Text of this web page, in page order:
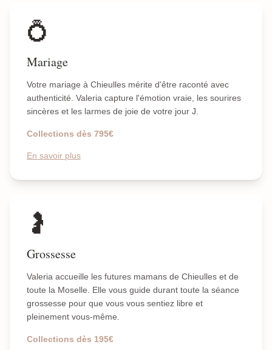
💍
Mariage
Votre mariage à Chieulles mérite d'être raconté avec
authenticité. Valeria capture l'émotion vraie, les sourires
sincères et les larmes de joie de votre jour J.
Collections dès 795€
En savoir plus
🤰
Grossesse
Valeria accueille les futures mamans de Chieulles et de
toute la Moselle. Elle vous guide durant toute la séance
grossesse pour que vous vous sentiez libre et
pleinement vous-même.
Collections dès 195€